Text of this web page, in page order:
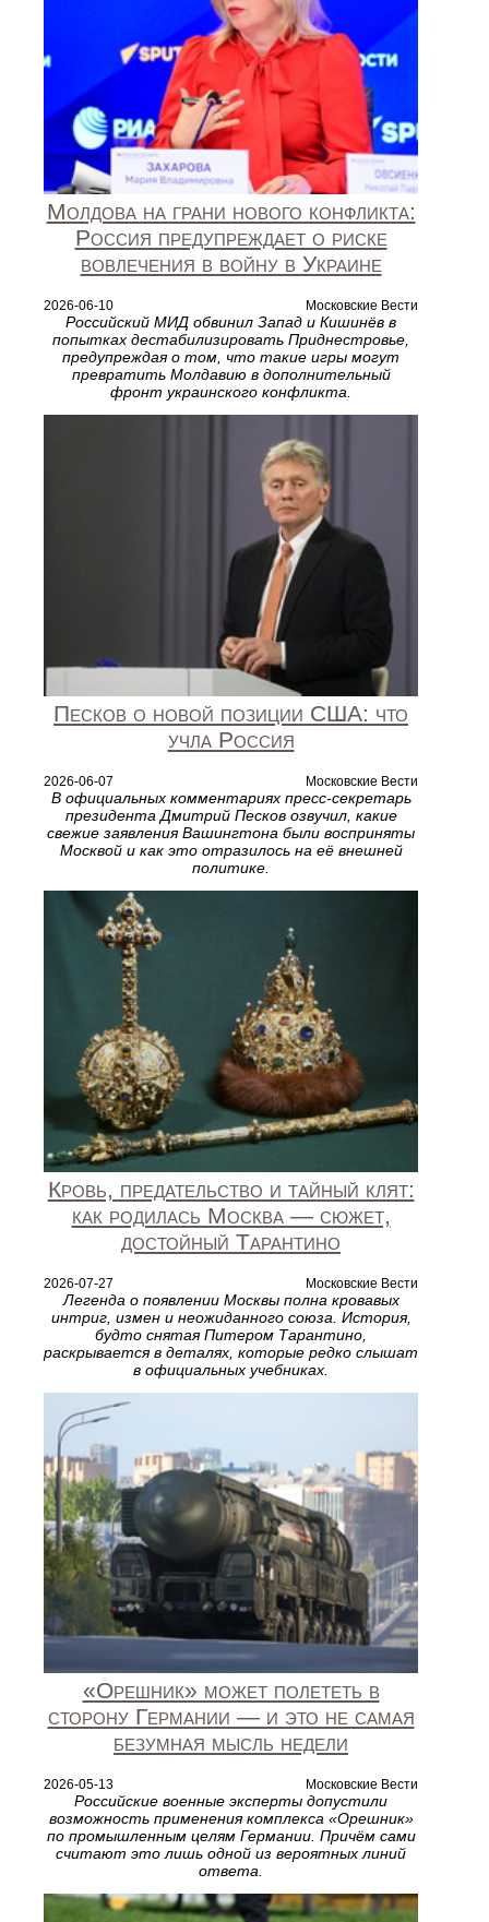
Молдова на грани нового конфликта:
Россия предупреждает о риске
вовлечения в войну в Украине
2026-06-10 Московские Вести
Российский МИД обвинил Запад и Кишинёв в
попытках дестабилизировать Приднестровье,
предупреждая о том, что такие игры могут
превратить Молдавию в дополнительный
фронт украинского конфликта.
Песков о новой позиции США: что
учла Россия
2026-06-07 Московские Вести
В официальных комментариях пресс‑секретарь
президента Дмитрий Песков озвучил, какие
свежие заявления Вашингтона были восприняты
Москвой и как это отразилось на её внешней
политике.
Кровь, предательство и тайный клят:
как родилась Москва — сюжет,
достойный Тарантино
2026-07-27 Московские Вести
Легенда о появлении Москвы полна кровавых
интриг, измен и неожиданного союза. История,
будто снятая Питером Тарантино,
раскрывается в деталях, которые редко слышат
в официальных учебниках.
«Орешник» может полететь в
сторону Германии — и это не самая
безумная мысль недели
2026-05-13 Московские Вести
Российские военные эксперты допустили
возможность применения комплекса «Орешник»
по промышленным целям Германии. Причём сами
считают это лишь одной из вероятных линий
ответа.